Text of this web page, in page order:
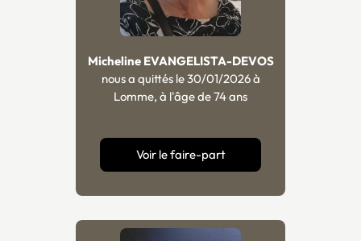
Micheline EVANGELISTA-DEVOS
nous a quittés le 30/01/2026 à
Lomme, à l'âge de 74 ans
Voir le faire-part